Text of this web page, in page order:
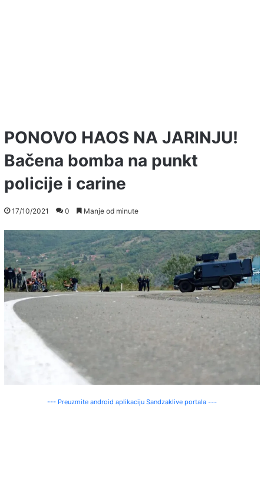
PONOVO HAOS NA JARINJU!
Bačena bomba na punkt
policije i carine
17/10/2021 0 Manje od minute
--- Preuzmite android aplikaciju Sandzaklive portala ---